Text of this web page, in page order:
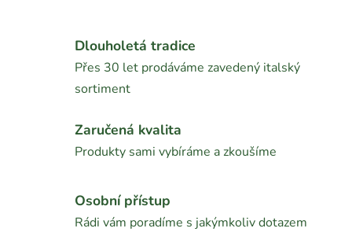
Dlouholetá tradice
Přes 30 let prodáváme zavedený italský
sortiment
Zaručená kvalita
Produkty sami vybíráme a zkoušíme
Osobní přístup
Rádi vám poradíme s jakýmkoliv dotazem